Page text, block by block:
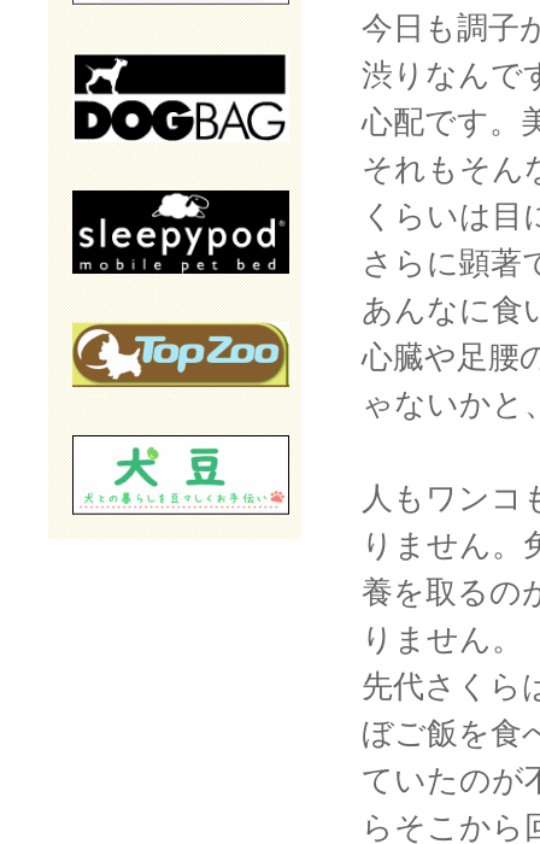
今日も調子
渋りなんで
心配です。
それもそん
くらいは目
さらに顕著
あんなに食
心臓や足腰
ゃないかと
人もワンコ
りません。
養を取るの
りません。
先代さくら
ぼご飯を食
ていたのが
らそこから